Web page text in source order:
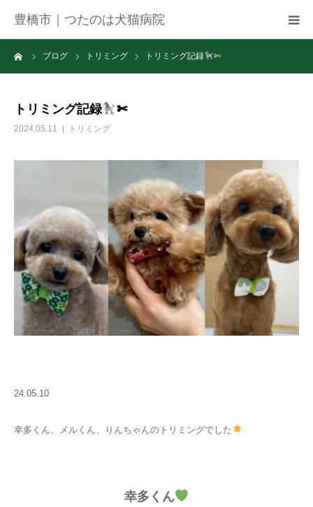
豊橋市｜つたのは犬猫病院
ブログ トリミング トリミング記録 ✄
トリミング記録 ✄
2024.05.11 トリミング
24.05.10
幸多くん、メルくん、りんちゃんのトリミングでした
幸多くん
病院紹介
ブログ
お問い合わせ